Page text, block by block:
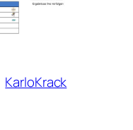
KarloKrack